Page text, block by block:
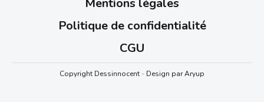
Mentions légales
Politique de confidentialité
CGU
Copyright Dessinnocent - Design par Aryup